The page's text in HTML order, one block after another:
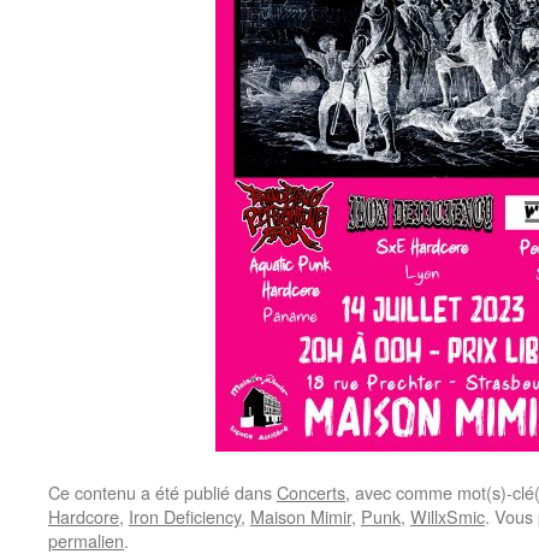
Ce contenu a été publié dansConcerts, avec comme mot(s)-
Hardcore, Iron Deficiency, Maison Mimir, Punk, WillxSmic.
permalien.